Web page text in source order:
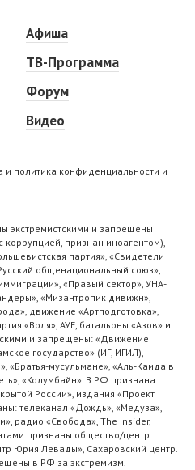
Афиша
ТВ-Программа
Форум
Видео
и политика конфиденциальности и
экстремистскими и запрещены
признан иноагентом),
партия», «Свидетели
общенациональный союз»,
«Правый сектор», УНА-
«Мизантропик дивижн»,
движение «Артподготовка»,
«Воля», АУЕ, батальоны «Азов» и
и запрещены: «Движение
государство» (ИГ, ИГИЛ),
«Братья-мусульмане», «Аль-Каида в
«Колумбайн». В РФ признана
России», издания «Проект
телеканал «Дождь», «Медуза»,
радио «Свобода», The Insider,
признаны общество/центр
Юрия Левады», Сахаровский центр.
в РФ за экстремизм.